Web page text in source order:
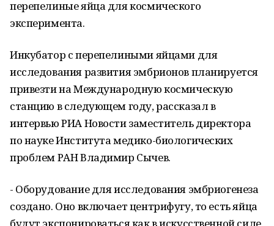
перепелиные яйца для космического
эксперимента.
Инкубатор с перепелиными яйцами для
исследования развития эмбрионов планируется
привезти на Международную космическую
станцию в следующем году, рассказал в
интервью РИА Новости заместитель директора
по науке Института медико-биологических
проблем РАН Владимир Сычев.
- Оборудование для исследования эмбриогенеза
создано. Оно включает центрифугу, то есть яйца